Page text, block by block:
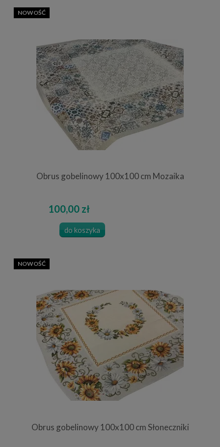
Obrus gobelinowy 100x100 cm Mozaika
100,00 zł
do koszyka
NOWOŚĆ
Obrus gobelinowy 100x100 cm Słoneczniki
NOWOŚĆ